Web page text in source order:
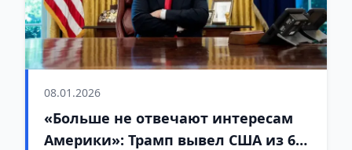
08.01.2026
«Больше не отвечают интересам
Америки»: Трамп вывел США из 66